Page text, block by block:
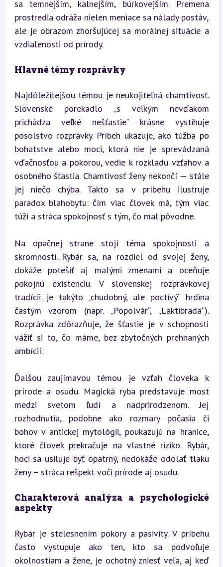
sa temnejším, kalnejším, búrkovejším. Premena
prostredia odráža nielen meniace sa nálady postáv,
ale je obrazom zhoršujúcej sa morálnej situácie a
vzdialenosti od prírody.
Hlavné témy rozprávky
Najdôležitejšou témou je neukojiteľná chamtivosť.
Slovenské porekadlo „s veľkým nevďakom
prichádza veľké nešťastie“ krásne vystihuje
posolstvo rozprávky. Príbeh ukazuje, ako túžba po
bohatstve alebo moci, ktorá nie je sprevádzaná
vďačnosťou a pokorou, vedie k rozkladu vzťahov a
osobného šťastia. Chamtivosť ženy nekončí — stále
jej niečo chýba. Takto sa v príbehu ilustruje
paradox blahobytu: čím viac človek má, tým viac
túži a stráca spokojnosť s tým, čo mal pôvodne.
Na opačnej strane stojí téma spokojnosti a
skromnosti. Rybár sa, na rozdiel od svojej ženy,
dokáže potešiť aj malými zmenami a oceňuje
pokojnú existenciu. V slovenskej rozprávkovej
tradícii je takýto „chudobný, ale poctivý“ hrdina
častým vzorom (napr. „Popolvár“, „Laktibrada“).
Rozprávka zdôrazňuje, že šťastie je v schopnosti
vážiť si to, čo máme, bez zbytočných prehnaných
ambícií.
Ďalšou zaujímavou témou je vzťah človeka k
prírode a osudu. Magická ryba predstavuje most
medzi svetom ľudí a nadprirodzenom. Jej
rozhodnutia, podobne ako rozmary počasia či
bohov v antickej mytológii, poukazujú na hranice,
ktoré človek prekračuje na vlastné riziko. Rybár,
hoci sa usiluje byť opatrný, nedokáže odolať tlaku
ženy – stráca rešpekt voči prírode aj osudu.
Charakterová analýza a psychologické
aspekty
Rybár je stelesnením pokory a pasivity. V príbehu
často vystupuje ako ten, kto sa podvoľuje
okolnostiam a žene, je ochotný zniesť veľa, aj keď